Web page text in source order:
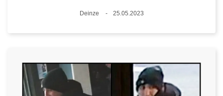
Lieux
Deinze
25.05.2023